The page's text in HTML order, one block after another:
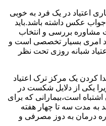
اعتیاد در یک فرد به خوبی
جواب عکس داشته باشد.باید
مشاوره بررسی و انتخاب
امری بسیار تخصصی است و
شبانه روزی تحت نظر
کردن یک مرکز ترک اعتیاد
یکی از دلایل شکست در
است،بیمارانی که برای
به مدت سه تا چهار هفته
درمان به دوز مصرفی و